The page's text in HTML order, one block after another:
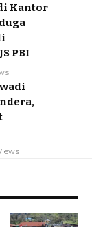
Kantor
PBI